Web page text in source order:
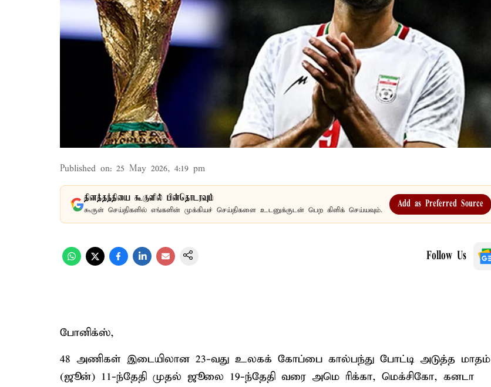
Published on: 25 May 2026, 4:19 pm
தினத்தந்தியை கூகுளில் பின்தொடரவும்
கூகுள் செய்திகளில் எங்களின் முக்கியச் செய்திகளை உடனுக்குடன் பெற கிளிக் செய்யவும்.
Add as Preferred Source
Follow Us
போனிக்ஸ்,
48 அணிகள் இடையிலான 23-வது உலகக் கோப்பை கால்பந்து போட்டி அடுத்த மாதம்
(ஜூன்) 11-ந்தேதி முதல் ஜூலை 19-ந்தேதி வரை அமெ ரிக்கா, மெக்சிகோ, கனடா